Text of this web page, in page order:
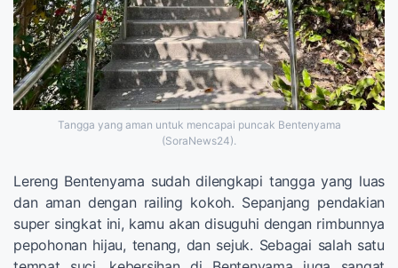
Tangga yang aman untuk mencapai puncak Bentenyama
(SoraNews24).
Lereng Bentenyama sudah dilengkapi tangga yang luas
dan aman dengan railing kokoh. Sepanjang pendakian
super singkat ini, kamu akan disuguhi dengan rimbunnya
pepohonan hijau, tenang, dan sejuk. Sebagai salah satu